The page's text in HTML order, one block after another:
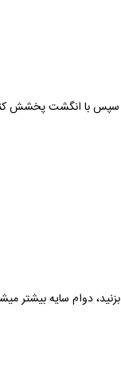
و سپس با انگشت پخشش
دوام سایه بیشتر